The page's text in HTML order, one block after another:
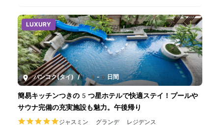
LUXURY
バンコク(タイ) / 4-6日間
簡易キッチンつきの5つ星ホテルで快適ステイ！プールや
サウナ完備の充実施設も魅力。午後帰り
ジャスミン グランデ レジデンス